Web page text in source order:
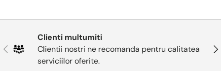
Anterior
Clienti multumiti
Clientii nostri ne recomanda pentru calitatea
serviciilor oferite.